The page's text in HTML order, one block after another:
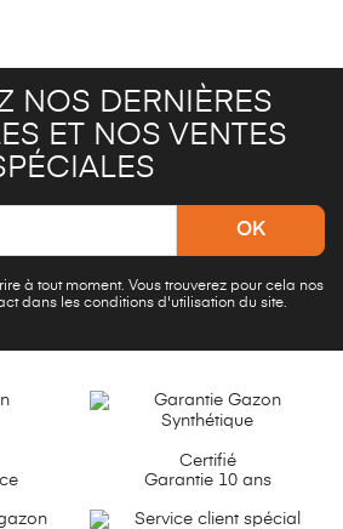
NOS DERNIÈRES
ET NOS VENTES
à tout moment. Vous trouverez pour cela nos
dans les conditions d'utilisation du site.
Certifié
Garantie 10 ans